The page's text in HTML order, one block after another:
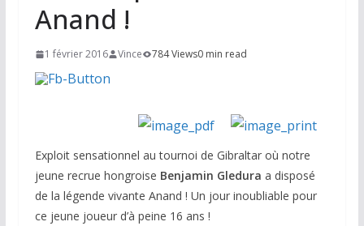
Anand !
1 février 2016 Vince 784 Views0 min read
Exploit sensationnel au tournoi de Gibraltar où notre
jeune recrue hongroise Benjamin Gledura a disposé
de la légende vivante Anand ! Un jour inoubliable pour
ce jeune joueur d’à peine 16 ans !